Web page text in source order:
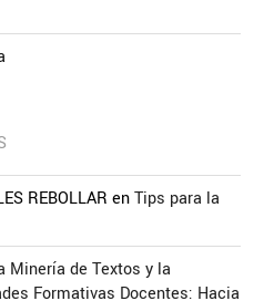
REBOLLAR enTips para la
Minería de Textos y la
Formativas Docentes: Hacia